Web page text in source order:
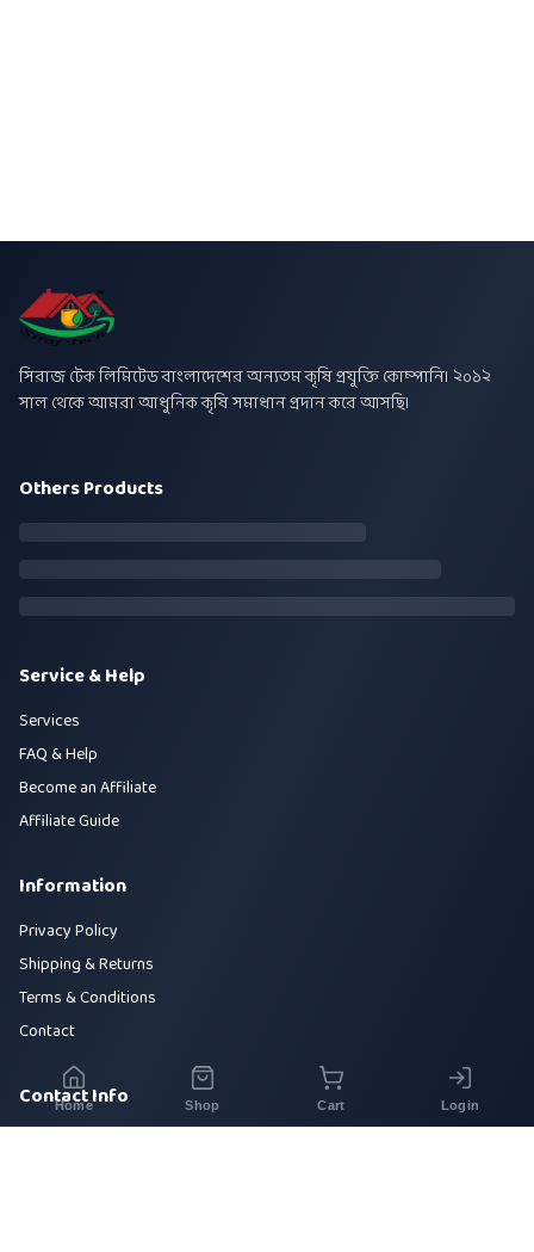
সিরাজ টেক লিমিটেড বাংলাদেশের অন্যতম কৃষি প্রযুক্তি কোম্পানি। ২০১২
সাল থেকে আমরা আধুনিক কৃষি সমাধান প্রদান করে আসছি।
Others Products
Service & Help
Services
FAQ & Help
Become an Affiliate
Affiliate Guide
Information
Privacy Policy
Shipping & Returns
Terms & Conditions
Contact
Contact Info
Home Shop Cart Login